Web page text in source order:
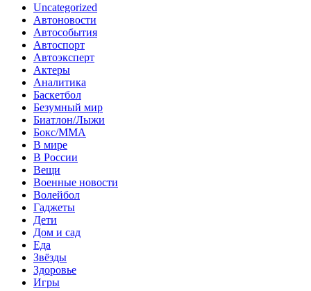
Uncategorized
Автоновости
Автособытия
Автоспорт
Автоэксперт
Актеры
Аналитика
Баскетбол
Безумный мир
Биатлон/Лыжи
Бокс/MMA
В мире
В России
Вещи
Военные новости
Волейбол
Гаджеты
Дети
Дом и сад
Еда
Звёзды
Здоровье
Игры